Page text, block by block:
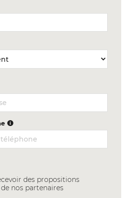
des propositions
nos partenaires